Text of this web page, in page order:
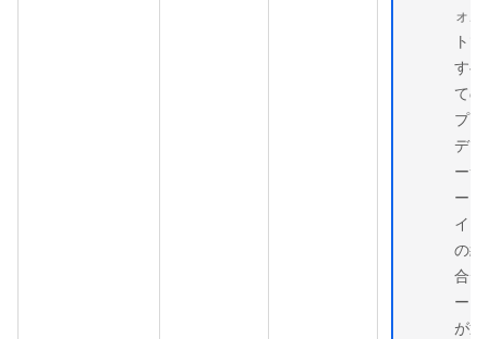
ォル
トで
すべ
ての
プロ
デュ
ーサ
ータ
イプ
の統
合デ
ータ
が返